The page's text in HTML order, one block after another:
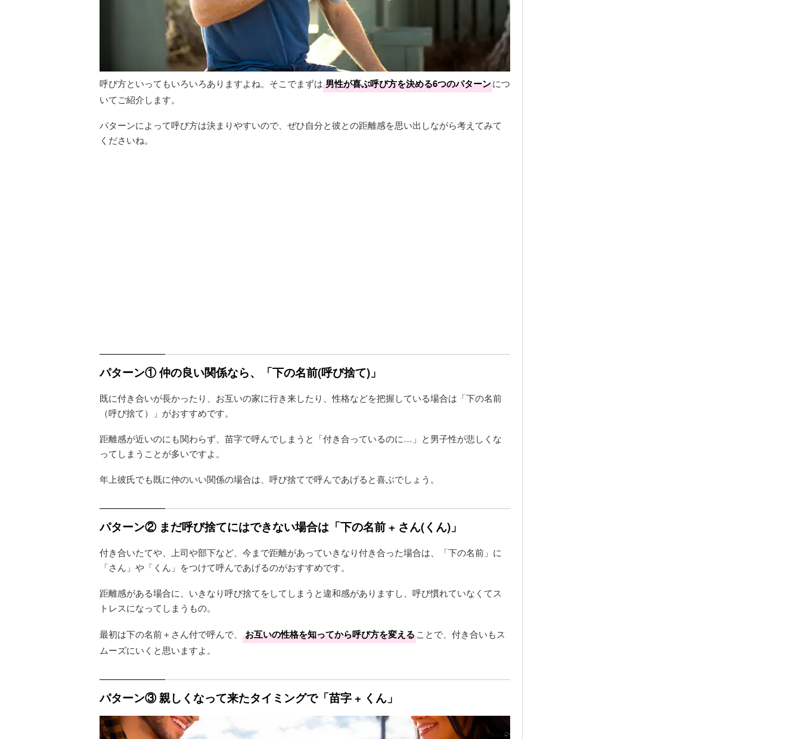
呼び方といってもいろいろありますよね。そこでまずは 男性が喜ぶ呼び方を決める6つのパターンにつ
いてご紹介します。
パターンによって呼び方は決まりやすいので、ぜひ自分と彼との距離感を思い出しながら考えてみて
くださいね。
パターン① 仲の良い関係なら、「下の名前(呼び捨て)」
既に付き合いが長かったり、お互いの家に行き来したり、性格などを把握している場合は「下の名前
（呼び捨て）」がおすすめです。
距離感が近いのにも関わらず、苗字で呼んでしまうと「付き合っているのに…」と男子性が悲しくな
ってしまうことが多いですよ。
年上彼氏でも既に仲のいい関係の場合は、呼び捨てで呼んであげると喜ぶでしょう。
パターン② まだ呼び捨てにはできない場合は「下の名前 + さん(くん)」
付き合いたてや、上司や部下など、今まで距離があっていきなり付き合った場合は、「下の名前」に
「さん」や「くん」をつけて呼んであげるのがおすすめです。
距離感がある場合に、いきなり呼び捨てをしてしまうと違和感がありますし、呼び慣れていなくてス
トレスになってしまうもの。
最初は下の名前＋さん付で呼んで、 お互いの性格を知ってから呼び方を変えることで、付き合いもス
ムーズにいくと思いますよ。
パターン③ 親しくなって来たタイミングで「苗字 + くん」